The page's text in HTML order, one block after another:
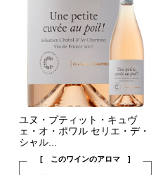
ユヌ・プティット・キュヴ
ェ・オ・ポワル セリエ・デ・
シャル...
[ このワインのアロマ ]